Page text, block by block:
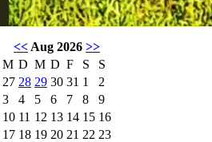
<< Aug 2026 >>
M D M D F S
S
27 28 29 30 31 1
2
3
4 5 6 7 8
9
10 11 12 13 14 15 16
17 18 19 20 21 22 23